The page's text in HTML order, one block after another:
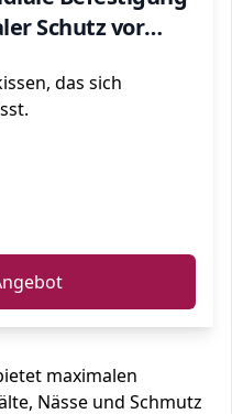
Schutz vor
das sich
maximalen
Nässe und Schmutz